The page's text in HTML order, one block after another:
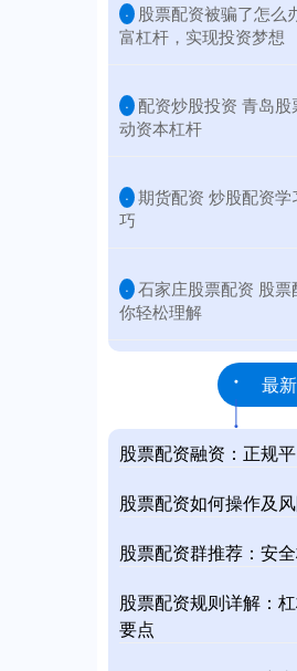
· 股票配资被骗了怎么
富杠杆，实现投资梦想
· 配资炒股投资 青岛
动资本杠杆
· 期货配资 炒股配资
巧
· 石家庄股票配资 股
你轻松理解
最
股票配资融资：正规
股票配资如何操作及
股票配资群推荐：安
股票配资规则详解：
要点